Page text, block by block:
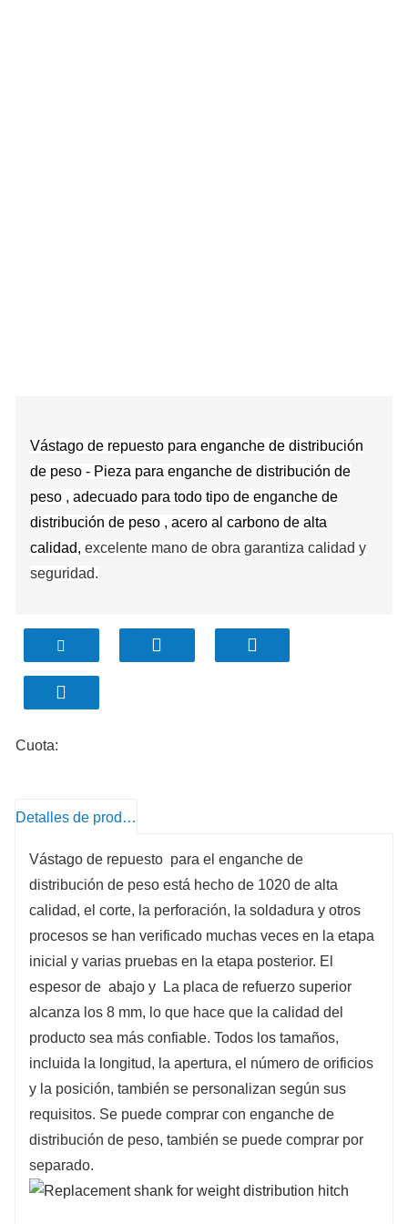
Vástago de repuesto para enganche de distribución
de peso - Pieza para enganche de distribución de
peso , adecuado para todo tipo de enganche de
distribución de peso , acero al carbono de alta
calidad, excelente mano de obra garantiza calidad y
seguridad.
Cuota:
Detalles de producto
Vástago de repuesto para el enganche de
distribución de peso está hecho de 1020 de alta
calidad, el corte, la perforación, la soldadura y otros
procesos se han verificado muchas veces en la etapa
inicial y varias pruebas en la etapa posterior. El
espesor de abajo y La placa de refuerzo superior
alcanza los 8 mm, lo que hace que la calidad del
producto sea más confiable. Todos los tamaños,
incluida la longitud, la apertura, el número de orificios
y la posición, también se personalizan según sus
requisitos. Se puede comprar con enganche de
distribución de peso, también se puede comprar por
separado.